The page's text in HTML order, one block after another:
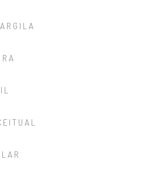
ARGILA